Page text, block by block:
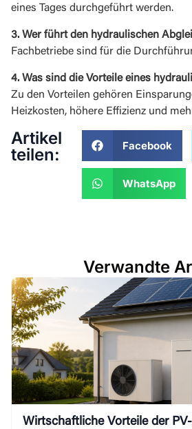
eines Tages durchgeführt werden.
3. Wer führt den hydraulischen
Fachbetriebe sind für die
4. Was sind die Vorteile eines
Zu den Vorteilen gehören
Heizkosten, höhere Effizienz und
Artikel
teilen:
Facebook
WhatsApp
Verwandte
Wirtschaftliche Vorteile der